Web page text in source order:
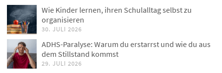
Wie Kinder lernen, ihren Schulalltag selbst zu
organisieren
30. JULI 2026
ADHS-Paralyse: Warum du erstarrst und wie du aus
dem Stillstand kommst
29. JULI 2026